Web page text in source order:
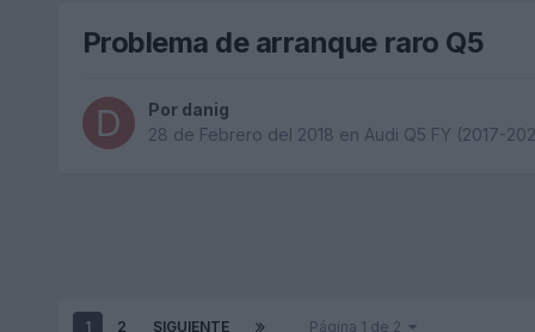
Problema de arranque raro Q5
Por danig
28 de Febrero del 2018 en Audi Q5 FY (2017-
1 2 SIGUIENTE Página 1 de 2